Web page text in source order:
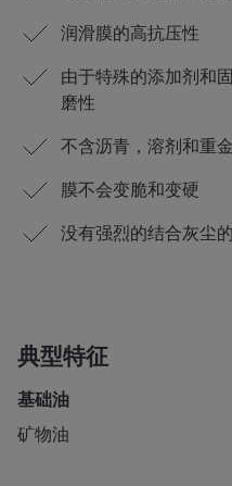
润滑膜的高抗压性
由于特殊的添加剂和
磨性
不含沥青，溶剂和重
膜不会变脆和变硬
没有强烈的结合灰尘
典型特征
基础油
矿物油